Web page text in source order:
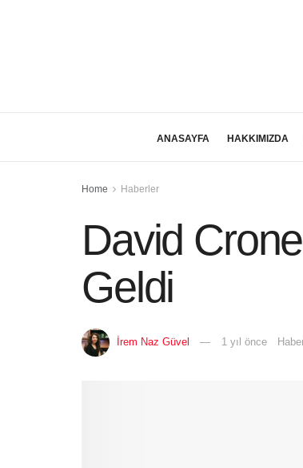
ANASAYFA HAKKIMIZDA
Home Haberler
David
Geldi
İrem Naz Güvel 1 yıl önce